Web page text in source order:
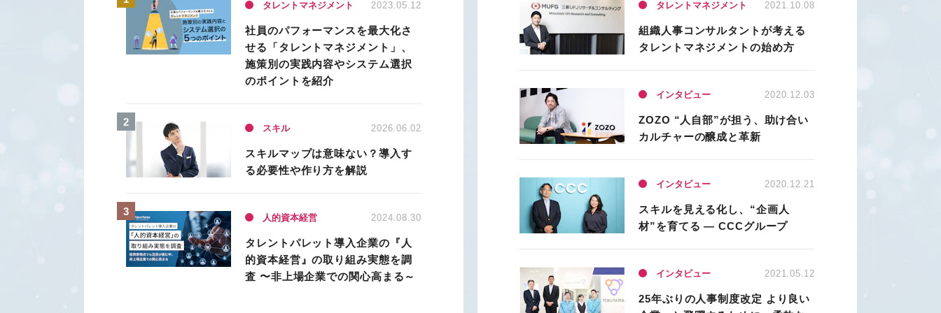
タレントマネジメント 2023.05.12
社員のパフォーマンスを最大化さ
せる「タレントマネジメント」、
施策別の実践内容やシステム選択
のポイントを紹介
スキル 2026.06.02
スキルマップは意味ない？導入す
る必要性や作り方を解説
人的資本経営 2024.08.30
タレントパレット導入企業の『人
的資本経営』の取り組み実態を調
査 〜非上場企業での関心高まる～
タレントマネジメント 2021.10.08
組織人事コンサルタントが考える
タレントマネジメントの始め方
インタビュー 2020.12.03
ZOZO “人自部”が担う、助け合い
カルチャーの醸成と革新
インタビュー 2020.12.21
スキルを見える化し、“企画人
材”を育てる ― CCCグループ
インタビュー 2021.05.12
25年ぶりの人事制度改定 より良い